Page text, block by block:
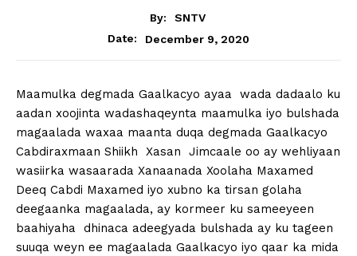
By:
SNTV
Date:
December 9, 2020
Maamulka degmada Gaalkacyo ayaa wada dadaalo ku
aadan xoojinta wadashaqeynta maamulka iyo bulshada
magaalada waxaa maanta duqa degmada Gaalkacyo
Cabdiraxmaan Shiikh Xasan Jimcaale oo ay wehliyaan
wasiirka wasaarada Xanaanada Xoolaha Maxamed
Deeq Cabdi Maxamed iyo xubno ka tirsan golaha
deegaanka magaalada, ay kormeer ku sameeyeen
baahiyaha dhinaca adeegyada bulshada ay ku tageen
suuqa weyn ee magaalada Gaalkacyo iyo qaar ka mida